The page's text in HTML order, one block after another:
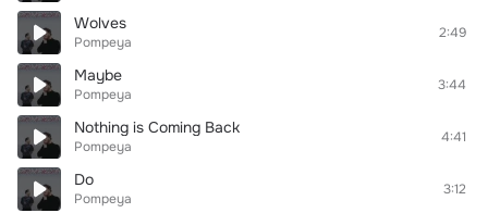
Wolves
Pompeya
2:49
Maybe
Pompeya
3:44
Nothing is Coming Back
Pompeya
4:41
Do
Pompeya
3:12